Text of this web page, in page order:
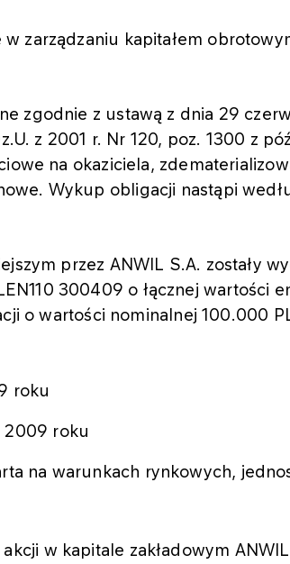
zarządzaniu kapitałem
zgodnie z ustawą z dnia 29
z 2001 r. Nr 120, poz. 1300 z
na okaziciela,
Wykup obligacji nastąpi
przez ANWIL S.A. zostały
300409 o łącznej wartości
o wartości nominalnej 100.000
roku
2009 roku
na warunkach rynkowych,
w kapitale zakładowym